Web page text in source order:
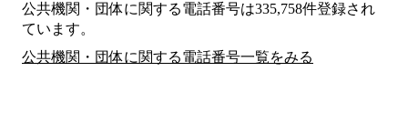
公共機関・団体に関する電話番号は335,758件登録され
ています。
公共機関・団体に関する電話番号一覧をみる